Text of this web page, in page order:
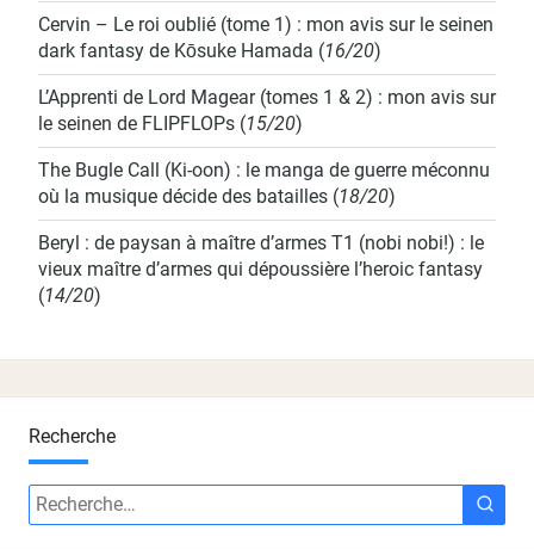
Cervin – Le roi oublié (tome 1) : mon avis sur le seinen
dark fantasy de Kōsuke Hamada (16/20)
L’Apprenti de Lord Magear (tomes 1 & 2) : mon avis sur
le seinen de FLIPFLOPs (15/20)
The Bugle Call (Ki-oon) : le manga de guerre méconnu
où la musique décide des batailles (18/20)
Beryl : de paysan à maître d’armes T1 (nobi nobi!) : le
vieux maître d’armes qui dépoussière l’heroic fantasy
(14/20)
Recherche
Recherche
: